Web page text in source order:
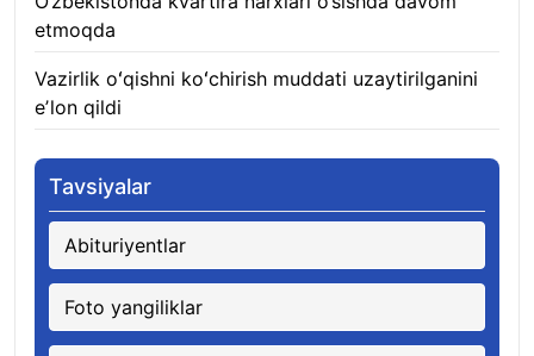
etmoqda
Vazirlik oʻqishni koʻchirish muddati uzaytirilganini
eʼlon qildi
Tavsiyalar
Abituriyentlar
Foto yangiliklar